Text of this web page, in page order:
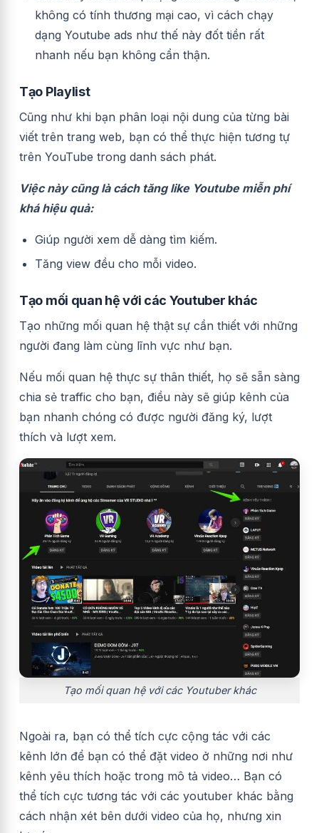
không có tính thương mại cao, vì cách chạy
dạng Youtube ads như thế này đốt tiền rất
nhanh nếu bạn không cẩn thận.
Tạo Playlist
Cũng như khi bạn phân loại nội dung của từng bài
viết trên trang web, bạn có thể thực hiện tương tự
trên YouTube trong danh sách phát.
Việc này cũng là cách tăng like Youtube miễn phí
khá hiệu quả:
Giúp người xem dễ dàng tìm kiếm.
Tăng view đều cho mỗi video.
Tạo mối quan hệ với các Youtuber khác
Tạo những mối quan hệ thật sự cần thiết với những
người đang làm cùng lĩnh vực như bạn.
Nếu mối quan hệ thực sự thân thiết, họ sẽ sẵn sàng
chia sẻ traffic cho bạn, điều này sẽ giúp kênh của
bạn nhanh chóng có được người đăng ký, lượt
thích và lượt xem.
Tạo mối quan hệ với các Youtuber khác
Ngoài ra, bạn có thể tích cực cộng tác với các
kênh lớn để bạn có thể đặt video ở những nơi như
kênh yêu thích hoặc trong mô tả video… Bạn có
thể tích cực tương tác với các youtuber khác bằng
cách nhận xét bên dưới video của họ, nhưng xin